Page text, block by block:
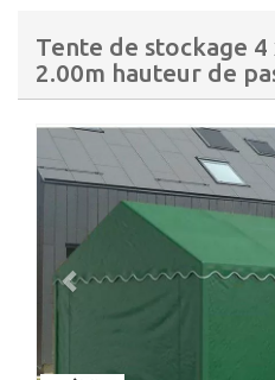
Tente de stockage
2.00m hauteur de